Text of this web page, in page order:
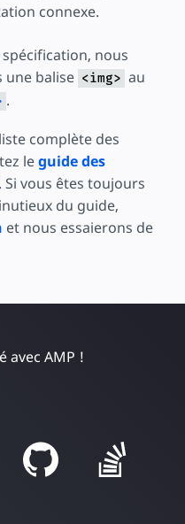
connexe.
nous
une balise <img> au
.
complète des
leguide des
. Si vous êtes toujours
du guide,
et nous essaierons de
avec AMP !